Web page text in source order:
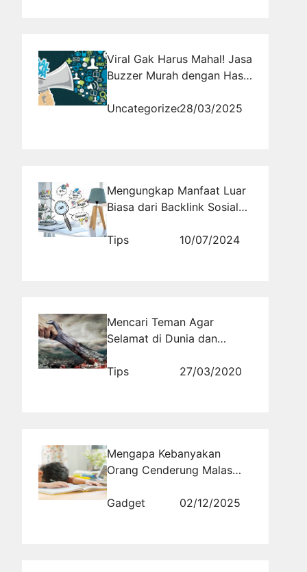
Viral Gak Harus Mahal! Jasa
Buzzer Murah dengan Hasil
Uncategorized28/03/2025
Mengungkap Manfaat Luar
Biasa dari Backlink Sosial
Peringkat SEO Anda
Tips 10/07/2024
Mencari Teman Agar
Selamat di Dunia dan
Tips
27/03/2020
Mengapa Kebanyakan
Orang Cenderung Malas
Gadget
02/12/2025